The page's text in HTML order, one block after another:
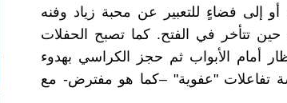
إلى فضاءٍ للتعبير عن محبة زياد وفنه
حين تتأخر في الفتح. كما تصبح الحفلات
أمام الأبواب ثم حجز الكراسي بهدوء
تفاعلات "عفوية" –كما هو مفترض- مع